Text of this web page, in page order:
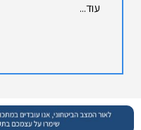
עוד...